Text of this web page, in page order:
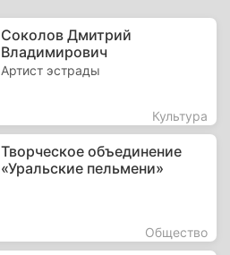
Соколов Дмитрий
Владимирович
Артист эстрады
Культура
Творческое объединение
«Уральские пельмени»
Общество